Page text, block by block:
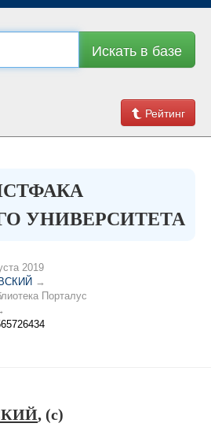
Искать в базе
Рейтинг
УНИВЕРСИТЕТА
2019
→
Порталус
, (c)